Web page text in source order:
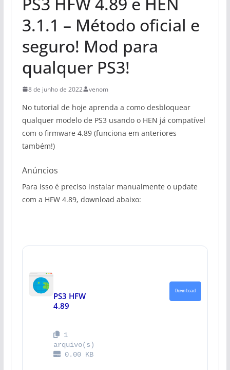
3.1.1 – Método oficial e
seguro! Mod para
qualquer PS3!
8 de junho de 2022 venom
No tutorial de hoje aprenda a como desbloquear
qualquer modelo de PS3 usando o HEN já compatível
com o firmware 4.89 (funciona em anteriores
também!)
Anúncios
Para isso é preciso instalar manualmente o update
com a HFW 4.89, download abaixo:
PS3 HFW
4.89
1
arquivo(s)
0.00 KB
Download